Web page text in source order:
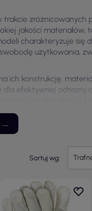
zróżnicowanych
jakości materiałów,
charakteryzuje się
użytkowania,
ich konstrukcję,
efektywnej ochrony
Sortuj wg: